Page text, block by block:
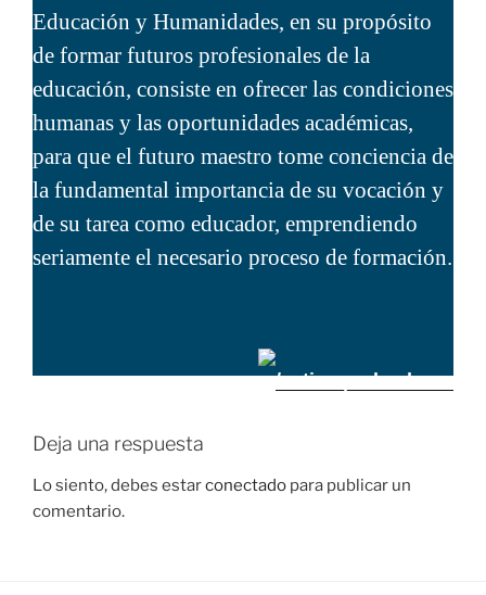
Educación y Humanidades, en su propósito
de formar futuros profesionales de la
educación, consiste en ofrecer las condiciones
humanas y las oportunidades académicas,
para que el futuro maestro tome conciencia de
la fundamental importancia de su vocación y
de su tarea como educador, emprendiendo
seriamente el necesario proceso de formación.
/estiempodeeducar
Deja una respuesta
Lo siento, debes estarconectado para publicar un
comentario.